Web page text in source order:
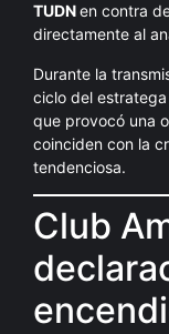
TUDNen contra
directamente al
Durante la
ciclo del estratega
que provocó una
coinciden con la
tendenciosa.
Club